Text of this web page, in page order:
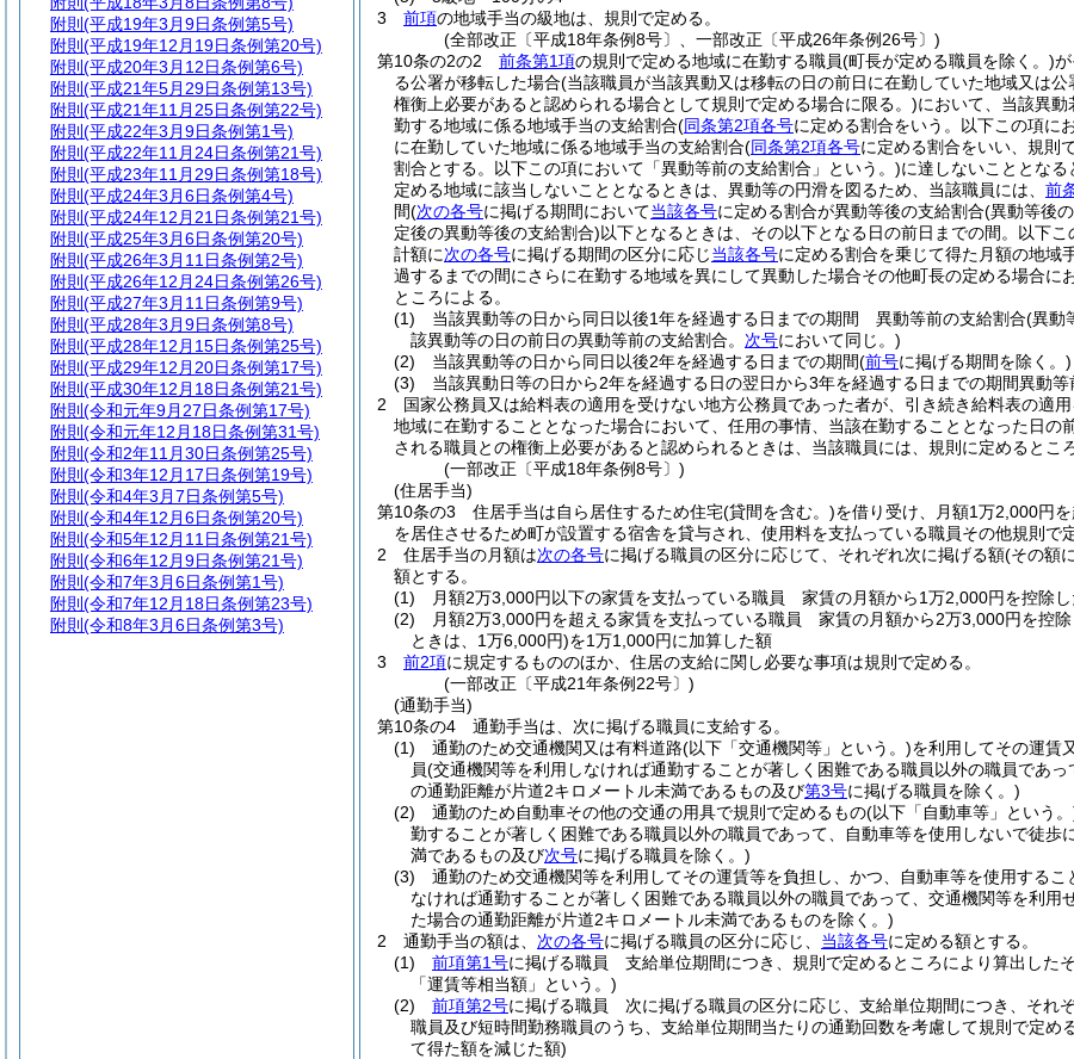
3
前項の地域手当の級地は、規則で定める。
(全部改正〔平成18年条例8号〕、一部改正〔平成26年条例26号〕)
第10条の2の2
前条第1項の規則で定める地域に在勤する職員(町長が定める職員を除く。)
る公署が移転した場合(当該職員が当該異動又は移転の日の前日に在勤していた地域又は
権衡上必要があると認められる場合として規則で定める場合に限る。)において、当該異動
勤する地域に係る地域手当の支給割合(同条第2項各号に定める割合をいう。以下この項に
に在勤していた地域に係る地域手当の支給割合(同条第2項各号に定める割合をいい、規則
割合とする。以下この項において「異動等前の支給割合」という。)に達しないこととな
定める地域に該当しないこととなるときは、異動等の円滑を図るため、当該職員には、 前
間(次の各号に掲げる期間において当該各号に定める割合が異動等後の支給割合(異動等後
定後の異動等後の支給割合)以下となるときは、その以下となる日の前日までの間。以下
計額に次の各号に掲げる期間の区分に応じ当該各号に定める割合を乗じて得た月額の地域
過するまでの間にさらに在勤する地域を異にして異動した場合その他町長の定める場合
ところによる。
(1)
当該異動等の日から同日以後1年を経過する日までの期間 異動等前の支給割合(異動
該異動等の日の前日の異動等前の支給割合。 次号において同じ。)
(2)
当該異動等の日から同日以後2年を経過する日までの期間(前号に掲げる期間を除く。)
(3)
当該異動日等の日から2年を経過する日の翌日から3年を経過する日までの期間異動
2
国家公務員又は給料表の適用を受けない地方公務員であった者が、引き続き給料表の適用
地域に在勤することとなった場合において、任用の事情、当該在勤することとなった日の
される職員との権衡上必要があると認められるときは、当該職員には、規則に定めるとこ
(一部改正〔平成18年条例8号〕)
(住居手当)
第10条の3
住居手当は自ら居住するため住宅(貸間を含む。)を借り受け、月額1万2,000円
を居住させるため町が設置する宿舎を貸与され、使用料を支払っている職員その他規則で
2
住居手当の月額は次の各号に掲げる職員の区分に応じて、それぞれ次に掲げる額(その額
額とする。
(1)
月額2万3,000円以下の家賃を支払っている職員 家賃の月額から1万2,000円を控除
(2)
月額2万3,000円を超える家賃を支払っている職員 家賃の月額から2万3,000円を控除
ときは、1万6,000円)を1万1,000円に加算した額
3
前2項に規定するもののほか、住居の支給に関し必要な事項は規則で定める。
(一部改正〔平成21年条例22号〕)
(通勤手当)
第10条の4
通勤手当は、次に掲げる職員に支給する。
(1)
通勤のため交通機関又は有料道路(以下「交通機関等」という。)を利用してその運賃
員(交通機関等を利用しなければ通勤することが著しく困難である職員以外の職員であ
の通勤距離が片道2キロメートル未満であるもの及び第3号に掲げる職員を除く。)
(2)
通勤のため自動車その他の交通の用具で規則で定めるもの(以下「自動車等」という
勤することが著しく困難である職員以外の職員であって、自動車等を使用しないで徒
満であるもの及び次号に掲げる職員を除く。)
(3)
通勤のため交通機関等を利用してその運賃等を負担し、かつ、自動車等を使用するこ
なければ通勤することが著しく困難である職員以外の職員であって、交通機関等を利
た場合の通勤距離が片道2キロメートル未満であるものを除く。)
2
通勤手当の額は、 次の各号に掲げる職員の区分に応じ、 当該各号に定める額とする。
(1)
前項第1号に掲げる職員 支給単位期間につき、規則で定めるところにより算出した
「運賃等相当額」という。)
(2)
前項第2号に掲げる職員 次に掲げる職員の区分に応じ、支給単位期間につき、それ
職員及び短時間勤務職員のうち、支給単位期間当たりの通勤回数を考慮して規則で定
て得た額を減じた額)
附則 (平成19年3月9日条例第5号)
附則 (平成19年12月19日条例第20号)
附則 (平成20年3月12日条例第6号)
附則 (平成21年5月29日条例第13号)
附則 (平成21年11月25日条例第22号)
附則 (平成22年3月9日条例第1号)
附則 (平成22年11月24日条例第21号)
附則 (平成23年11月29日条例第18号)
附則 (平成24年3月6日条例第4号)
附則 (平成24年12月21日条例第21号)
附則 (平成25年3月6日条例第20号)
附則 (平成26年3月11日条例第2号)
附則 (平成26年12月24日条例第26号)
附則 (平成27年3月11日条例第9号)
附則 (平成28年3月9日条例第8号)
附則 (平成28年12月15日条例第25号)
附則 (平成29年12月20日条例第17号)
附則 (平成30年12月18日条例第21号)
附則 (令和元年9月27日条例第17号)
附則 (令和元年12月18日条例第31号)
附則 (令和2年11月30日条例第25号)
附則 (令和3年12月17日条例第19号)
附則 (令和4年3月7日条例第5号)
附則 (令和4年12月6日条例第20号)
附則 (令和5年12月11日条例第21号)
附則 (令和6年12月9日条例第21号)
附則 (令和7年3月6日条例第1号)
附則 (令和7年12月18日条例第23号)
附則 (令和8年3月6日条例第3号)